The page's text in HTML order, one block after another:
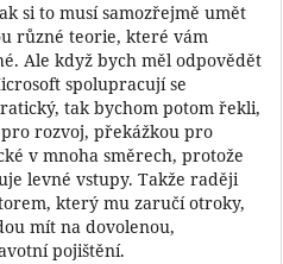
si to musí samozřejmě umět
různé teorie, které vám
Ale když bych měl odpovědět
spolupracují se
tak bychom potom řekli,
rozvoj, překážkou pro
v mnoha směrech, protože
levné vstupy. Takže raději
který mu zaručí otroky,
mít na dovolenou,
pojištění.